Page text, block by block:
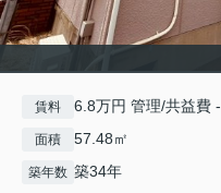
賃料 6.8万円 管理/共益費 -
面積 57.48㎡
築年数 築34年